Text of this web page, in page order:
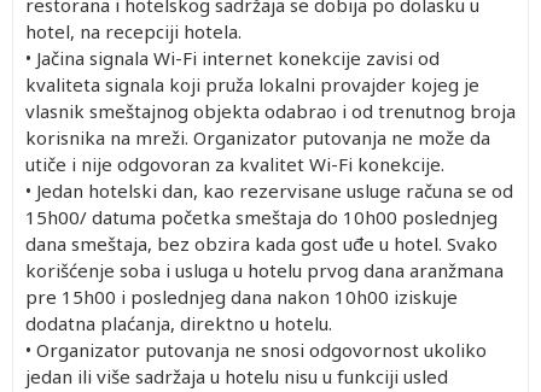
hotel, na recepciji hotela.
• Jačina signala Wi-Fi internet konekcije zavisi od
kvaliteta signala koji pruža lokalni provajder kojeg je
vlasnik smeštajnog objekta odabrao i od trenutnog broja
korisnika na mreži. Organizator putovanja ne može da
utiče i nije odgovoran za kvalitet Wi-Fi konekcije.
• Jedan hotelski dan, kao rezervisane usluge računa se od
15h00/ datuma početka smeštaja do 10h00 poslednjeg
dana smeštaja, bez obzira kada gost uđe u hotel. Svako
korišćenje soba i usluga u hotelu prvog dana aranžmana
pre 15h00 i poslednjeg dana nakon 10h00 iziskuje
dodatna plaćanja, direktno u hotelu.
• Organizator putovanja ne snosi odgovornost ukoliko
jedan ili više sadržaja u hotelu nisu u funkciji usled